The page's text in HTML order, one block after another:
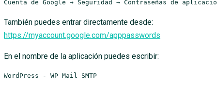
Cuenta de Google → Seguridad → Contraseñas de
También puedes entrar directamente desde:
https://myaccount.google.com/apppasswords
En el nombre de la aplicación puedes escribir:
WordPress - WP Mail SMTP